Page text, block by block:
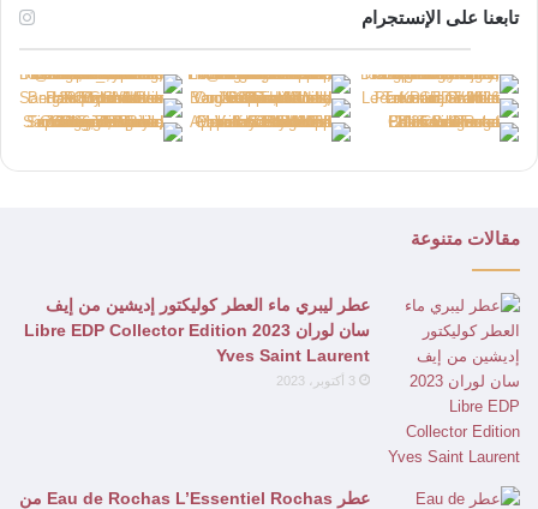
تابعنا على الإنستجرام
مقالات متنوعة
عطر ليبري ماء العطر كوليكتور إديشين من إيف
سان لوران 2023 Libre EDP Collector Edition
Yves Saint Laurent
3 أكتوبر، 2023
عطر Eau de Rochas L’Essentiel Rochas من